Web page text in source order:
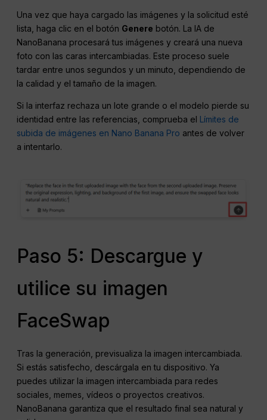
Una vez que haya cargado las imágenes y la solicitud esté
lista, haga clic en el botón Genere botón. La IA de
NanoBanana procesará tus imágenes y creará una nueva
foto con las caras intercambiadas. Este proceso suele
tardar entre unos segundos y un minuto, dependiendo de
la calidad y el tamaño de la imagen.
Si la interfaz rechaza un lote grande o el modelo pierde su
identidad entre las referencias, comprueba el Límites de
subida de imágenes en Nano Banana Pro antes de volver
a intentarlo.
Paso 5: Descargue y
utilice su imagen
FaceSwap
Tras la generación, previsualiza la imagen intercambiada.
Si estás satisfecho, descárgala en tu dispositivo. Ya
puedes utilizar la imagen intercambiada para redes
sociales, memes, vídeos o proyectos creativos.
NanoBanana garantiza que el resultado final sea natural y